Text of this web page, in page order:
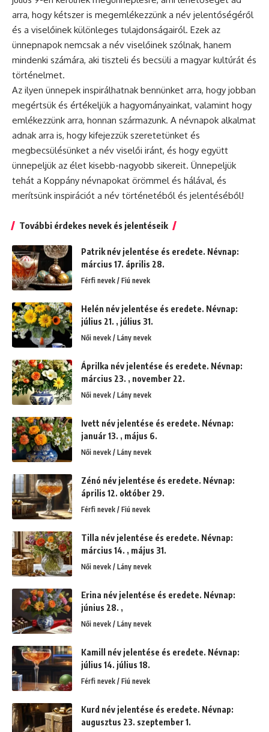
arra, hogy kétszer is megemlékezzünk a név jelentőségéről
és a viselőinek különleges tulajdonságairól. Ezek az
ünnepnapok nemcsak a név viselőinek szólnak, hanem
mindenki számára, aki tiszteli és becsüli a magyar kultúrát és
történelmet.
Az ilyen ünnepek inspirálhatnak bennünket arra, hogy jobban
megértsük és értékeljük a hagyományainkat, valamint hogy
emlékezzünk arra, honnan származunk. A névnapok alkalmat
adnak arra is, hogy kifejezzük szeretetünket és
megbecsülésünket a név viselői iránt, és hogy együtt
ünnepeljük az élet kisebb-nagyobb sikereit. Ünnepeljük
tehát a Koppány névnapokat örömmel és hálával, és
merítsünk inspirációt a név történetéből és jelentéséből!
További érdekes nevek és jelentéseik
Patrik név jelentése és eredete. Névnap:
március 17. április 28.
Férfi nevek / Fiú nevek
Helén név jelentése és eredete. Névnap:
július 21. , július 31.
Női nevek / Lány nevek
Áprilka név jelentése és eredete. Névnap:
március 23. , november 22.
Női nevek / Lány nevek
Ivett név jelentése és eredete. Névnap:
január 13. , május 6.
Női nevek / Lány nevek
Zénó név jelentése és eredete. Névnap:
április 12. október 29.
Férfi nevek / Fiú nevek
Tilla név jelentése és eredete. Névnap:
március 14. , május 31.
Női nevek / Lány nevek
Erina név jelentése és eredete. Névnap:
június 28. ,
Női nevek / Lány nevek
Kamill név jelentése és eredete. Névnap:
július 14. július 18.
Férfi nevek / Fiú nevek
Kurd név jelentése és eredete. Névnap:
augusztus 23. szeptember 1.